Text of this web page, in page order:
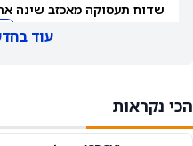
שדוח תעסוקה מאכזב שינה
עוד
הכי נקראות